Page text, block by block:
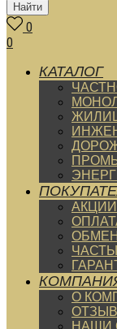
Найти
0
0
КАТАЛОГ
АКЦИИ
О
НАШИ